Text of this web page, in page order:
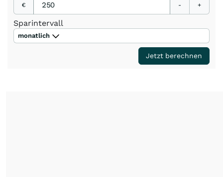
€ - +
Sparintervall
monatlich
Jetzt berechnen